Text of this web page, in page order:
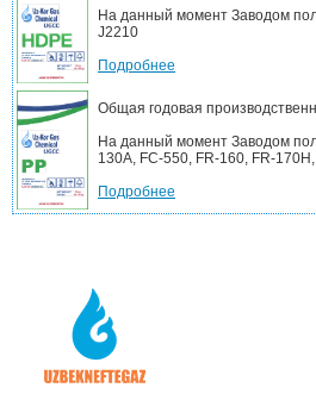
На данный момент Заводом
J2210
Подробнее
Общая годовая
На данный момент Заводом
130A, FC-550, FR-160, FR-
Подробнее